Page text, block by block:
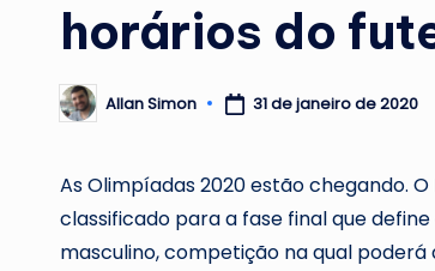
horários do
Posted
by
Allan Simon 31 de janeiro de 2020
As Olimpíadas 2020 estão chegando.
classificado para a fase final que
masculino, competição na qual